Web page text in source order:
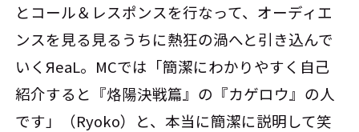
とコール＆レスポンスを行なって、オーディエ
ンスを見る見るうちに熱狂の渦へと引き込んで
いくЯeaL。MCでは「簡潔にわかりやすく自己
紹介すると『烙陽決戦篇』の『カゲロウ』の人
です」（Ryoko）と、本当に簡潔に説明して笑